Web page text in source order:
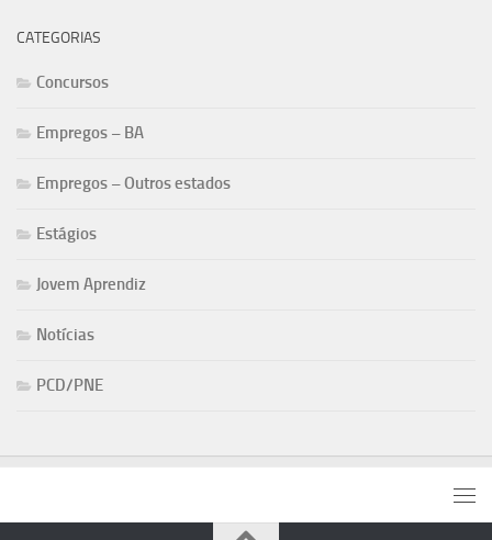
CATEGORIAS
Concursos
Empregos – BA
Empregos – Outros estados
Estágios
Jovem Aprendiz
Notícias
PCD/PNE